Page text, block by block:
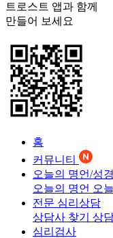
트로스트 앱과 함께
만들어 보세요
홈
커뮤니티
오늘의 명언/성경
오늘의 명언 오
전문 심리상담
상담사 찾기 상
심리검사